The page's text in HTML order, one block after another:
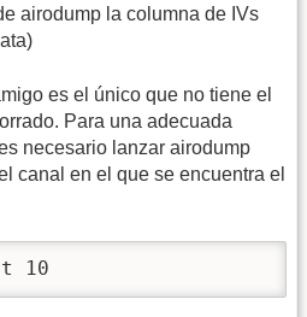
airodump la columna de IVs
es el único que no tiene el
Para una adecuada
necesario lanzar airodump
canal en el que se encuentra el
10